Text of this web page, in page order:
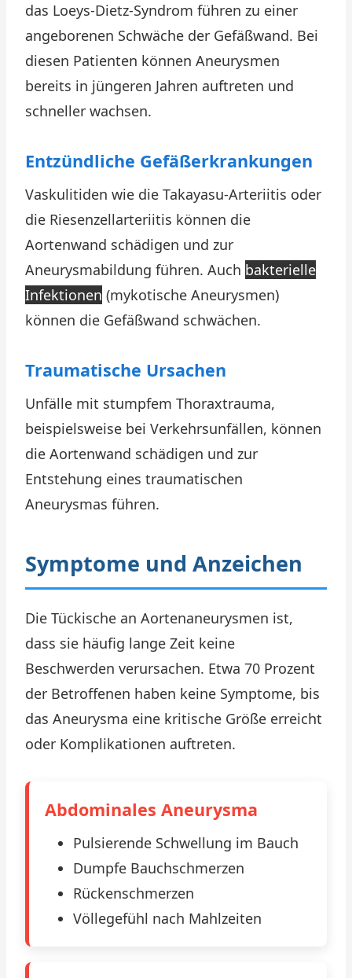
das Loeys-Dietz-Syndrom führen zu einer
angeborenen Schwäche der Gefäßwand. Bei
diesen Patienten können Aneurysmen
bereits in jüngeren Jahren auftreten und
schneller wachsen.
Entzündliche Gefäßerkrankungen
Vaskulitiden wie die Takayasu-Arteriitis oder
die Riesenzellarteriitis können die
Aortenwand schädigen und zur
Aneurysmabildung führen. Auch bakterielle
Infektionen (mykotische Aneurysmen)
können die Gefäßwand schwächen.
Traumatische Ursachen
Unfälle mit stumpfem Thoraxtrauma,
beispielsweise bei Verkehrsunfällen, können
die Aortenwand schädigen und zur
Entstehung eines traumatischen
Aneurysmas führen.
Symptome und Anzeichen
Die Tückische an Aortenaneurysmen ist,
dass sie häufig lange Zeit keine
Beschwerden verursachen. Etwa 70 Prozent
der Betroffenen haben keine Symptome, bis
das Aneurysma eine kritische Größe erreicht
oder Komplikationen auftreten.
Abdominales Aneurysma
Pulsierende Schwellung im Bauch
Dumpfe Bauchschmerzen
Rückenschmerzen
Völlegefühl nach Mahlzeiten